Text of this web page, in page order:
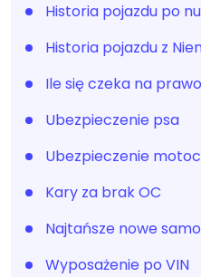
Historia pojazdu po
Historia pojazdu z
Ile się czeka na
Ubezpieczenie psa
Ubezpieczenie
Kary za brak OC
Najtańsze nowe
Wyposażenie po VIN